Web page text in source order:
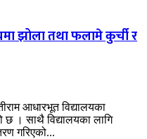
झोला तथा फलामे कुर्ची र
आधारभूत विद्यालयका
छ । साथै विद्यालयका लागि
गरिएको...